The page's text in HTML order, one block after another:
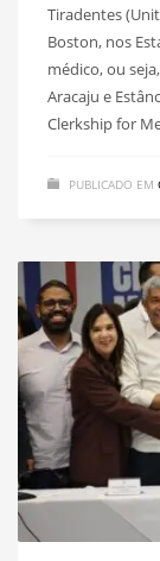
Tiradentes
Boston, nos
médico, ou
Aracaju e
Clerkship for
PUBLICADO EM